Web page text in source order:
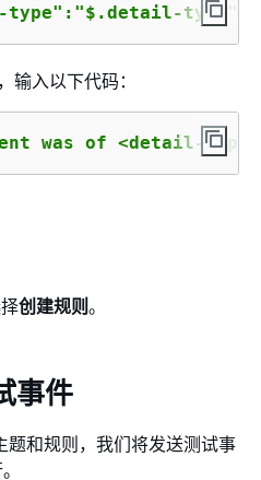
type"}
，输入以下代码：
was of <detail-
创建规则。
事件
题和规则，我们将发送测试事